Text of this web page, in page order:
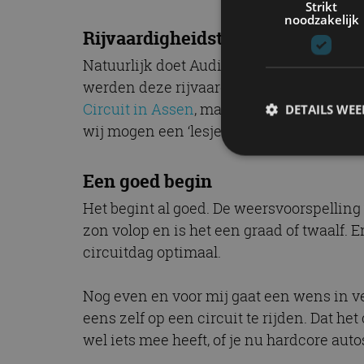
Rijvaardigheidstrainingen
Natuurlijk doet Audi dit aanbod niet
werden deze rijvaardigheidstrainingen
Circuit in Assen, maar de wens
wij mogen een ‘lesje’ meedoen.
Een goed begin
Het begint al goed. De
zon volop en is het een graad of twaalf.
circuitdag optimaal.
Nog even en voor mij gaat een wens in
eens zelf op een circuit te rijden. Dat
wel iets mee heeft, of je nu hardcore
Strikt
noodzakelijk
DETAILS
Strikt noodzakelijke
accountbeheer. De
cf_clearance